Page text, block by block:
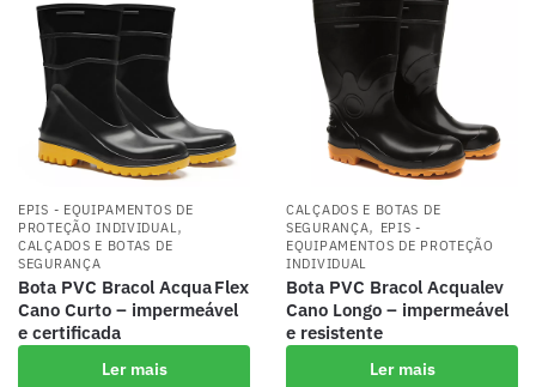
EPIS - EQUIPAMENTOS DE
PROTEÇÃO INDIVIDUAL,
CALÇADOS E BOTAS DE
SEGURANÇA
Bota PVC Bracol Acqua Flex
Cano Curto – impermeável
e certificada
Ler mais
CALÇADOS E BOTAS DE
SEGURANÇA, EPIS -
EQUIPAMENTOS DE PROTEÇÃO
INDIVIDUAL
Bota PVC Bracol Acqualev
Cano Longo – impermeável
e resistente
Ler mais